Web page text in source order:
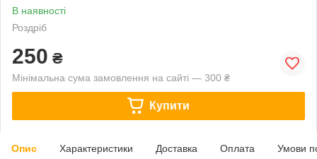
В наявності
Роздріб
250 ₴
Мінімальна сума замовлення на сайті — 300 ₴
Купити
Опис Характеристики Доставка Оплата Умови